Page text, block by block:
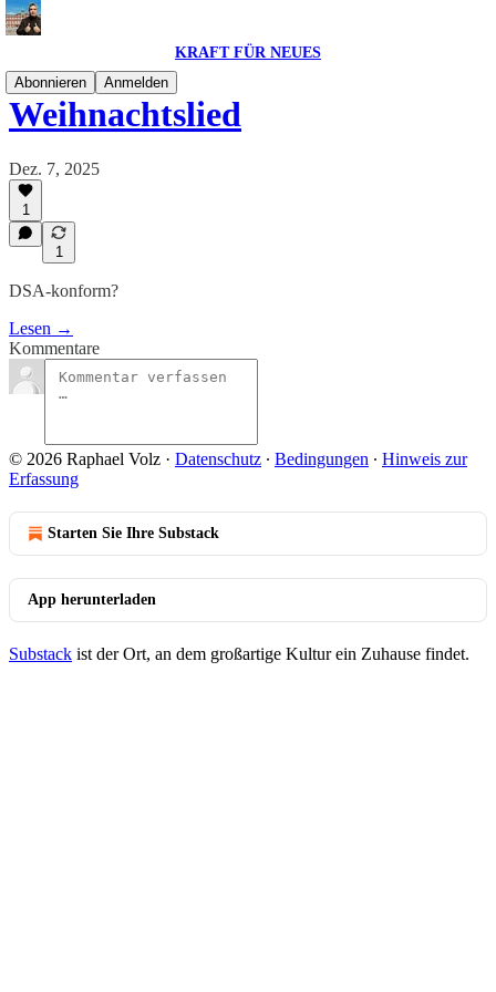
KRAFT FÜR NEUES
Abonnieren
Anmelden
Weihnachtslied
Dez. 7, 2025
1
1
DSA-konform?
Lesen →
Kommentare
© 2026 Raphael Volz · Datenschutz ∙ Bedingungen ∙ Hinweis zur
Erfassung
Starten Sie Ihre Substack
App herunterladen
Substack ist der Ort, an dem großartige Kultur ein Zuhause findet.